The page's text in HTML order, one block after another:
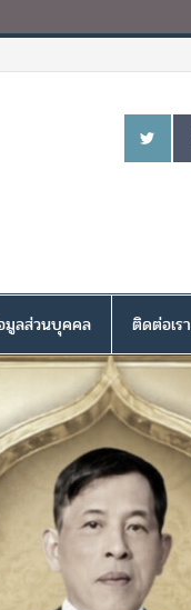
มูลส่วนบุคคล ติดต่อเรา